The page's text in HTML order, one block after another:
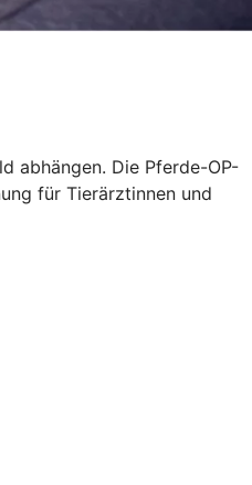
abhängen. Die Pferde-OP-
für Tierärztinnen und